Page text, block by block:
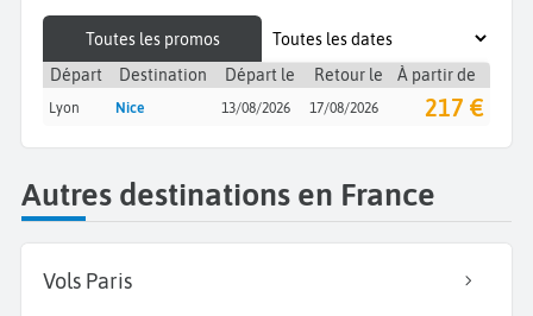
Toutes les promos
Départ
Destination Départ le Retour le À partir de
Lyon Nice 13/08/2026 17/08/2026 217 €
Autres destinations en France
Vols Paris